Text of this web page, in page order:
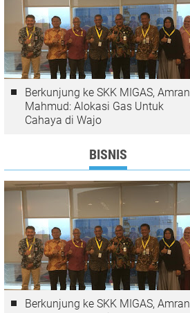
Berkunjung ke SKK MIGAS, Amran
Mahmud: Alokasi Gas Untuk
Cahaya di Wajo
BISNIS
Berkunjung ke SKK MIGAS, Amran